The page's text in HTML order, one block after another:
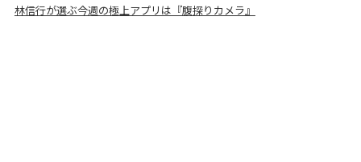
林信行が選ぶ今週の極上アプリは『腹探りカメラ』